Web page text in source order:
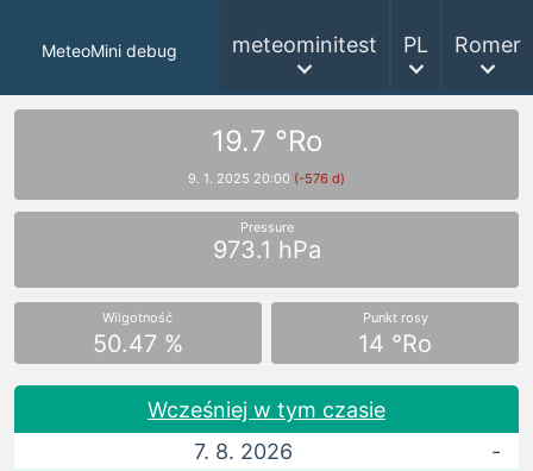
MeteoMini debug meteominitest PL Romer
19.7 °Ro
9. 1. 2025 20:00 (-576 d)
Pressure
973.1 hPa
Wilgotność
50.47 %
Punkt rosy
14 °Ro
Wcześniej w tym czasie
7. 8. 2026
-